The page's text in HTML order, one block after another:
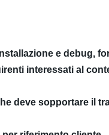
e debug,
interessati al
deve sopportare il